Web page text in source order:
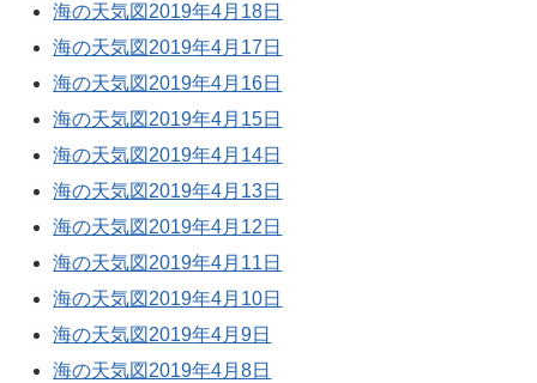
海の天気図2019年4月18日
海の天気図2019年4月17日
海の天気図2019年4月16日
海の天気図2019年4月15日
海の天気図2019年4月14日
海の天気図2019年4月13日
海の天気図2019年4月12日
海の天気図2019年4月11日
海の天気図2019年4月10日
海の天気図2019年4月9日
海の天気図2019年4月8日